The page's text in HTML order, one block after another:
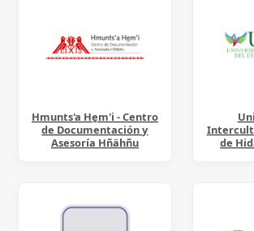
Hmunts'a He̱m'i - Centro
de Documentación y
Asesoría Hñähñu
de